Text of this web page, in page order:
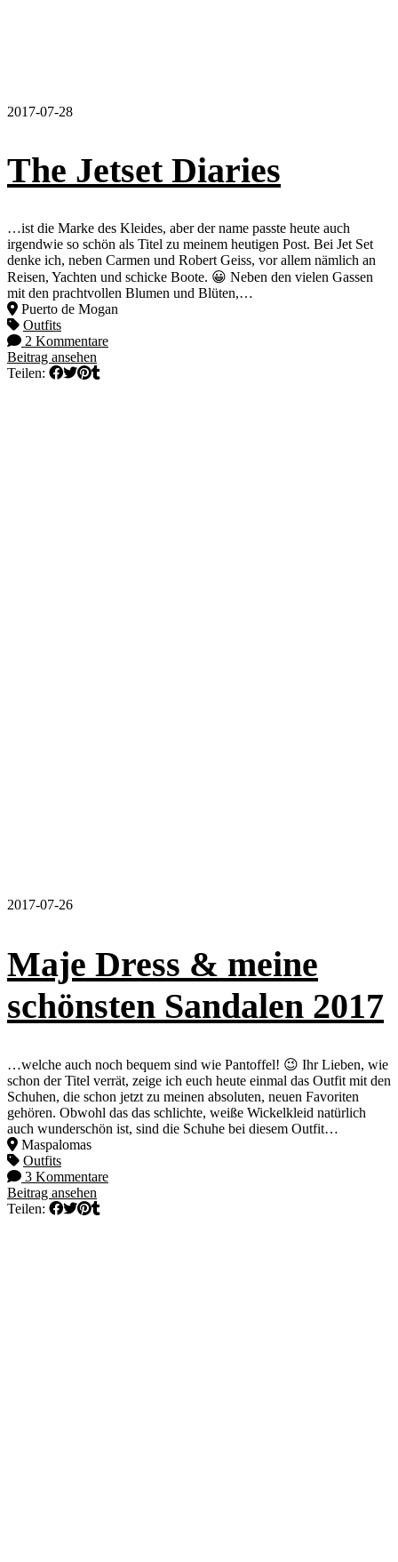
2017-07-28
The Jetset Diaries
…ist die Marke des Kleides, aber der name passte heute auch
irgendwie so schön als Titel zu meinem heutigen Post. Bei Jet Set
denke ich, neben Carmen und Robert Geiss, vor allem nämlich an
Reisen, Yachten und schicke Boote. 😀 Neben den vielen Gassen
mit den prachtvollen Blumen und Blüten,…
Puerto de Mogan
Outfits
2 Kommentare
Beitrag ansehen
Teilen:
2017-07-26
Maje Dress & meine
schönsten Sandalen 2017
…welche auch noch bequem sind wie Pantoffel! 😉 Ihr Lieben, wie
schon der Titel verrät, zeige ich euch heute einmal das Outfit mit den
Schuhen, die schon jetzt zu meinen absoluten, neuen Favoriten
gehören. Obwohl das das schlichte, weiße Wickelkleid natürlich
auch wunderschön ist, sind die Schuhe bei diesem Outfit…
Maspalomas
Outfits
3 Kommentare
Beitrag ansehen
Teilen: